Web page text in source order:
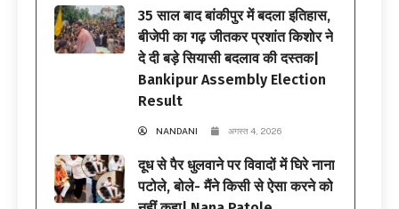
35 साल बाद बांकीपुर में बदला इतिहास,
बीजेपी का गढ़ जीतकर प्रशांत किशोर ने
दे दी बड़े सियासी बदलाव की दस्तक|
Bankipur Assembly Election
Result
NANDANI अगस्त 4, 2026
दूध से पैर धुलवाने पर विवादों में घिरे नाना
पटोले, बोले- मैंने किसी से ऐसा करने को